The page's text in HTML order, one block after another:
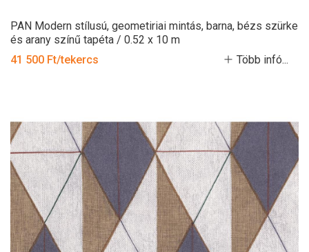
PAN Modern stílusú, geometiriai mintás, barna, bézs szürke
és arany színű tapéta / 0.52 x 10 m
41 500 Ft/tekercs
Több infó...